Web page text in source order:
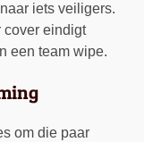
iets veiligers.
cover eindigt
een team wipe.
om die paar